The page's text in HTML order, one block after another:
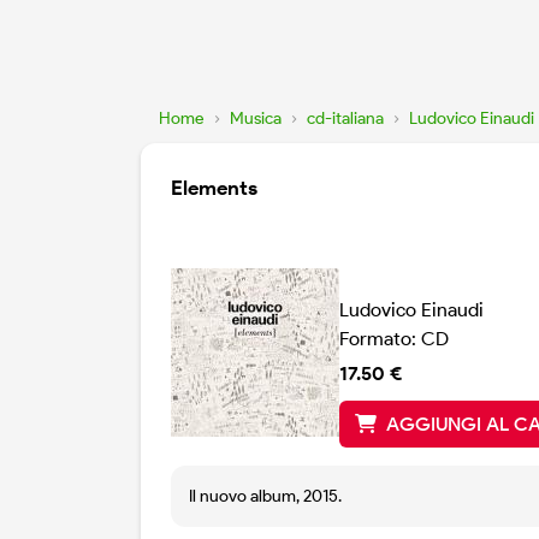
Home › Musica › cd-italiana › Ludovico Einaudi
Elements
Ludovico Einaudi
Formato: CD
17.50 €
AGGIUNGI AL
Il nuovo album, 2015.